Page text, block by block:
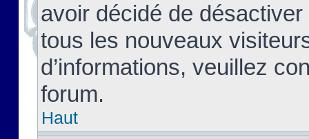
avoir décidé de
tous les nouveaux
d’informations, veuillez
forum.
Haut